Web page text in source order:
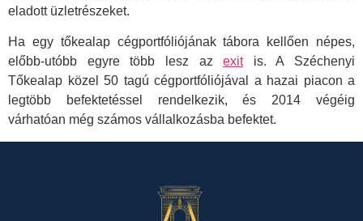
eladott üzletrészeket.
Ha egy tőkealap cégportfóliójának tábora kellően népes,
előbb-utóbb egyre több lesz azexitis. A Széchenyi
Tőkealap közel 50 tagú cégportfóliójával a hazai piacon a
legtöbb befektetéssel rendelkezik, és 2014 végéig
várhatóan még számos vállalkozásba befektet.